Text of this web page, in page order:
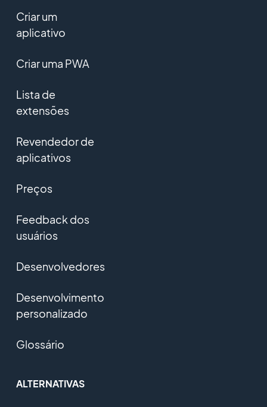
Criar um
aplicativo
Criar uma PWA
Lista de
extensões
Revendedor de
aplicativos
Preços
Feedback dos
usuários
Desenvolvedores
Desenvolvimento
personalizado
Glossário
ALTERNATIVAS